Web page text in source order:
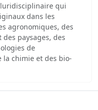
qui
dans les
agronomiques, des
paysages, des
de
la chimie et des bio-